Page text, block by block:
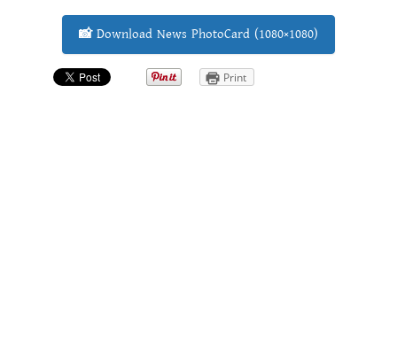
📸 Download News PhotoCard (1080×1080)
Print